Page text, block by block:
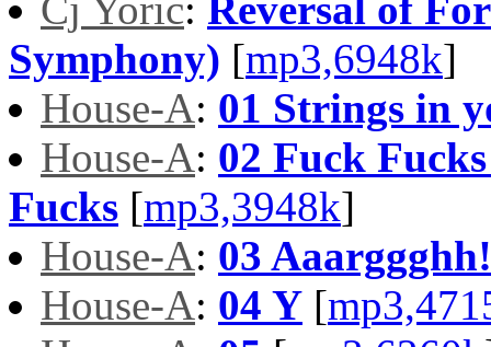
Cj Yoric: Reversal of
Symphony) [mp3,6948k]
House-A: 01 Strings in
House-A: 02 Fuck
Fucks [mp3,3948k]
House-A: 03
House-A: 04 Y [